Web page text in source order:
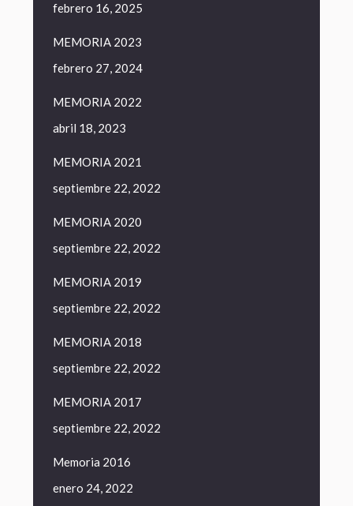
febrero 16, 2025
MEMORIA 2023
febrero 27, 2024
MEMORIA 2022
abril 18, 2023
MEMORIA 2021
septiembre 22, 2022
MEMORIA 2020
septiembre 22, 2022
MEMORIA 2019
septiembre 22, 2022
MEMORIA 2018
septiembre 22, 2022
MEMORIA 2017
septiembre 22, 2022
Memoria 2016
enero 24, 2022